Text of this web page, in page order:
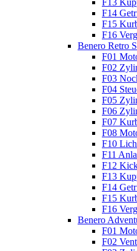
F14
F15
F16
Benero Retro
F01
F02
F03
F04
F05
F06
F07
F08
F10
F11
F12
F13
F14
F15
F16
Benero
F01
F02